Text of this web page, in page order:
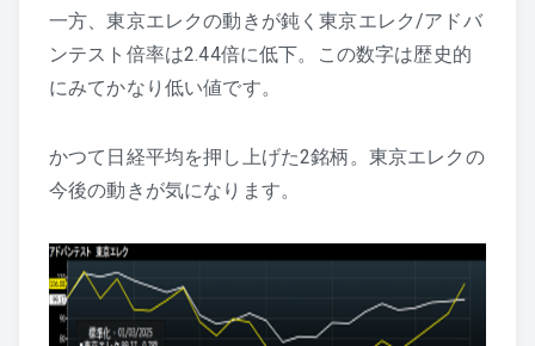
一方、東京エレクの動きが鈍く東京エレク/アドバ
ンテスト倍率は2.44倍に低下。この数字は歴史的
にみてかなり低い値です。
かつて日経平均を押し上げた2銘柄。東京エレクの
今後の動きが気になります。